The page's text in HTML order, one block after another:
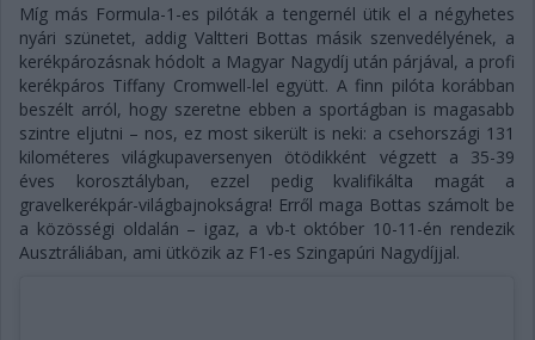
Míg más Formula-1-es pilóták a tengernél ütik el a négyhetes
nyári szünetet, addig Valtteri Bottas másik szenvedélyének, a
kerékpározásnak hódolt a Magyar Nagydíj után párjával, a profi
kerékpáros Tiffany Cromwell-lel együtt. A finn pilóta korábban
beszélt arról, hogy szeretne ebben a sportágban is magasabb
szintre eljutni – nos, ez most sikerült is neki: a csehországi 131
kilométeres világkupaversenyen ötödikként végzett a 35-39
éves korosztályban, ezzel pedig kvalifikálta magát a
gravelkerékpár-világbajnokságra! Erről maga Bottas számolt be
a közösségi oldalán – igaz, a vb-t október 10-11-én rendezik
Ausztráliában, ami ütközik az F1-es Szingapúri Nagydíjjal.